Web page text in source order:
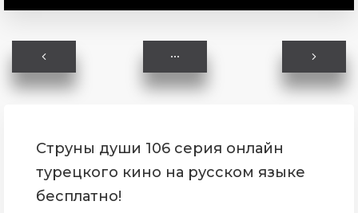
Струны души 106 серия онлайн
турецкого кино на русском языке
бесплатно!